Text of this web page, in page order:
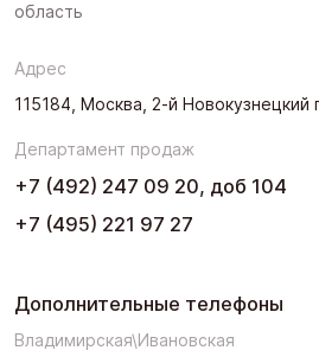
область
Адрес
115184, Москва, 2-й Новокузнецкий
Департамент продаж
+7 (492) 247 09 20, доб 104
+7 (495) 221 97 27
Дополнительные телефоны
Владимирская\Ивановская